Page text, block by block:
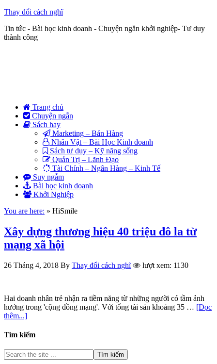
Thay đổi cách nghĩ
Tin tức - Bài học kinh doanh - Chuyện ngắn khởi nghiệp- Tư duy
thành công
Trang chủ
Chuyện ngắn
Sách hay
Marketing – Bán Hàng
Nhân Vật – Bài Học Kinh doanh
Sách tư duy – Kỹ năng sống
Quản Trị – Lãnh Đạo
Tài Chính – Ngân Hàng – Kinh Tế
Suy ngẫm
Bài học kinh doanh
Khởi Nghiệp
You are here: » HiSmile
Xây dựng thương hiệu 40 triệu đô la từ
mạng xã hội
26 Tháng 4, 2018 By Thay đổi cách nghĩ lượt xem: 1130
Hai doanh nhân trẻ nhận ra tiềm năng từ những người có tầm ảnh
hưởng trong 'cộng đồng mạng'. Với tổng tài sản khoảng 35 … [Đọc
thêm...]
Tìm kiếm